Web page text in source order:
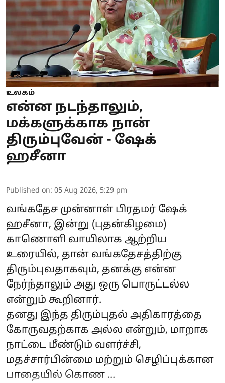
உலகம்
என்ன நடந்தாலும்,
மக்களுக்காக நான்
திரும்புவேன் - ஷேக்
ஹசீனா
Published on: 05 Aug 2026, 5:29 pm
வங்கதேச முன்னாள் பிரதமர் ஷேக்
ஹசீனா, இன்று (புதன்கிழமை)
காணொளி வாயிலாக ஆற்றிய
உரையில், தான் வங்கதேசத்திற்கு
திரும்புவதாகவும், தனக்கு என்ன
நேர்ந்தாலும் அது ஒரு பொருட்டல்ல
என்றும் கூறினார்.
தனது இந்த திரும்புதல் அதிகாரத்தை
கோருவதற்காக அல்ல என்றும், மாறாக
நாட்டை மீண்டும் வளர்ச்சி,
மதச்சார்பின்மை மற்றும் செழிப்புக்கான
பாதையில் கொண ...